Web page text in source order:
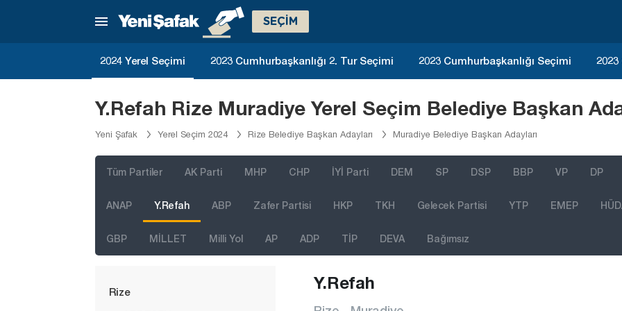
SEÇİM
2024 Yerel Seçimi 2023 Cumhurbaşkanlığı 2. Tur Seçimi 2023 Cumhurbaşkanlığı Seçimi
Y.Refah Rize Muradiye Yerel Seçim Belediye Başkan
Yeni Şafak Yerel Seçim 2024 Rize Belediye Başkan Adayları Muradiye Belediye Başkan Adayları
Tüm Partiler AK Parti MHP CHP İYİ Parti DEM SP DSP BBP VP DP
ANAP Y.Refah ABP Zafer Partisi HKP TKH Gelecek Partisi YTP EMEP
GBP MİLLET Milli Yol AP ADP TİP DEVA Bağımsız
Kütahya
Muş
Ordu
Rize
Y.Refah